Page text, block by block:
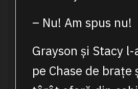
– Nu! Am spus nu!
Grayson și Stacy
pe Chase de brațe